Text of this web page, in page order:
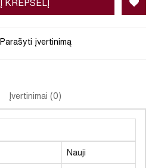
Į KREPŠELĮ
Parašyti įvertinimą
Įvertinimai (0)
Nauji